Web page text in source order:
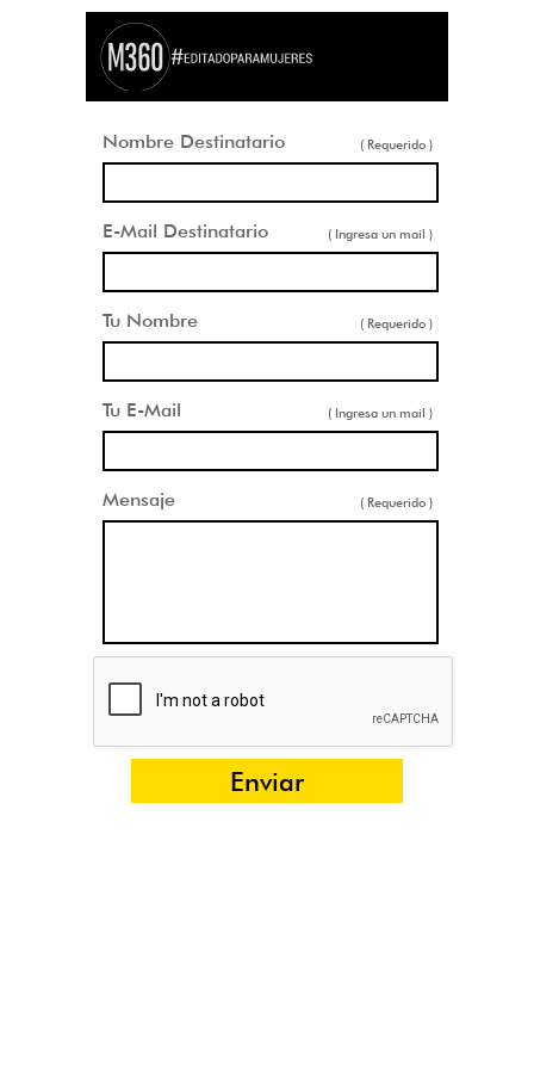
Nombre Destinatario ( Requerido )
E-Mail Destinatario ( Ingresa un mail )
Tu Nombre ( Requerido )
Tu E-Mail ( Ingresa un mail )
Mensaje ( Requerido )